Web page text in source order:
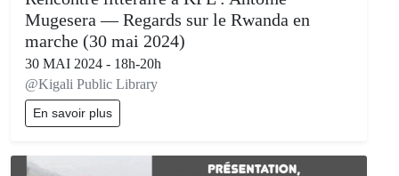
Mugesera — Regards sur le Rwanda en
marche (30 mai 2024)
30 MAI 2024 - 18h-20h
@Kigali Public Library
En savoir plus